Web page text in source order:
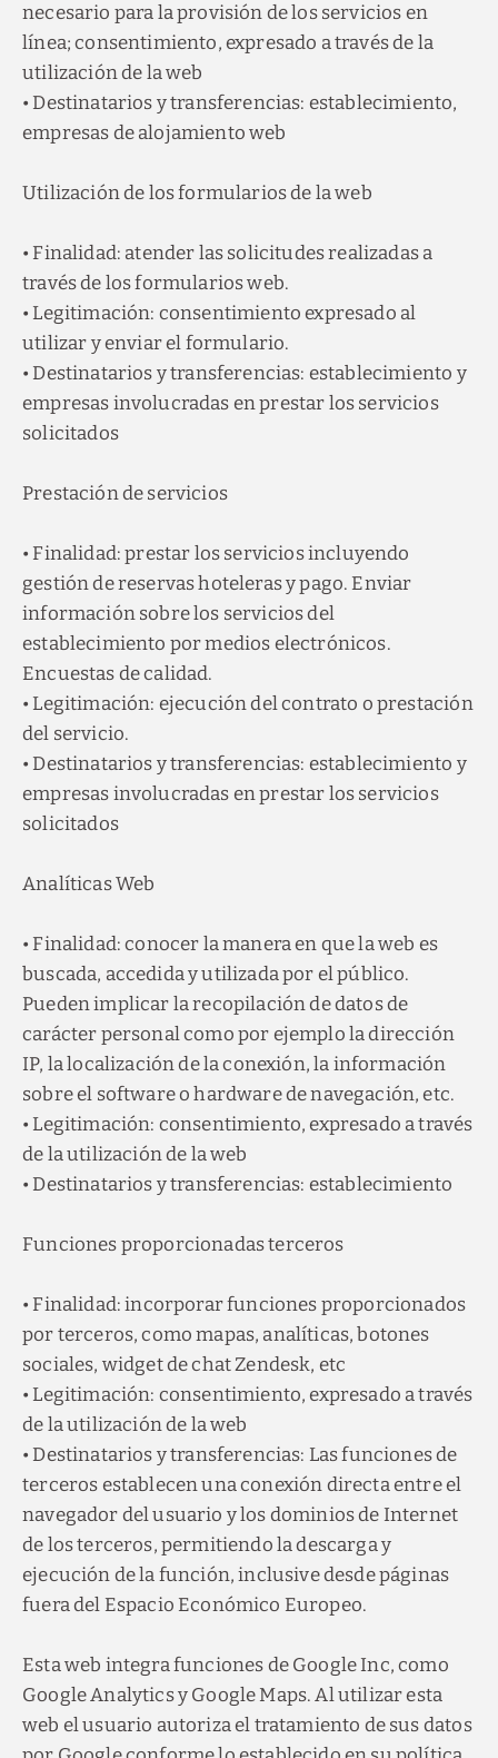
necesario para la provisión de los servicios en
línea; consentimiento, expresado a través de la
utilización de la web
• Destinatarios y transferencias: establecimiento,
empresas de alojamiento web
Utilización de los formularios de la web
• Finalidad: atender las solicitudes realizadas a
través de los formularios web.
• Legitimación: consentimiento expresado al
utilizar y enviar el formulario.
• Destinatarios y transferencias: establecimiento y
empresas involucradas en prestar los servicios
solicitados
Prestación de servicios
• Finalidad: prestar los servicios incluyendo
gestión de reservas hoteleras y pago. Enviar
información sobre los servicios del
establecimiento por medios electrónicos.
Encuestas de calidad.
• Legitimación: ejecución del contrato o prestación
del servicio.
• Destinatarios y transferencias: establecimiento y
empresas involucradas en prestar los servicios
solicitados
Analíticas Web
• Finalidad: conocer la manera en que la web es
buscada, accedida y utilizada por el público.
Pueden implicar la recopilación de datos de
carácter personal como por ejemplo la dirección
IP, la localización de la conexión, la información
sobre el software o hardware de navegación, etc.
• Legitimación: consentimiento, expresado a través
de la utilización de la web
• Destinatarios y transferencias: establecimiento
Funciones proporcionadas terceros
• Finalidad: incorporar funciones proporcionados
por terceros, como mapas, analíticas, botones
sociales, widget de chat Zendesk, etc
• Legitimación: consentimiento, expresado a través
de la utilización de la web
• Destinatarios y transferencias: Las funciones de
terceros establecen una conexión directa entre el
navegador del usuario y los dominios de Internet
de los terceros, permitiendo la descarga y
ejecución de la función, inclusive desde páginas
fuera del Espacio Económico Europeo.
Esta web integra funciones de Google Inc, como
Google Analytics y Google Maps. Al utilizar esta
web el usuario autoriza el tratamiento de sus datos